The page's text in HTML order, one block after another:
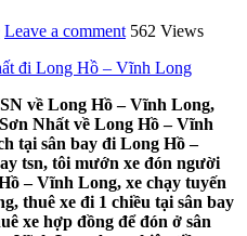
Leave a comment 562 Views
đi Long Hồ – Vĩnh Long
về Long Hồ – Vĩnh Long,
Nhất về Long Hồ – Vĩnh
tại sân bay đi Long Hồ –
tsn, tôi mướn xe đón người
– Vĩnh Long, xe chạy tuyến
thuê xe đi 1 chiều tại sân bay
xe hợp đồng để đón ở sân